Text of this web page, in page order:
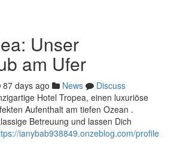
Unser
am Ufer
87 days ago News
Discuss
Hotel Tropea, einen luxuriöse
Aufenthalt am tiefen Ozean .
Betreuung und lassen Dich
ianybab938849.onzeblog.com/profile